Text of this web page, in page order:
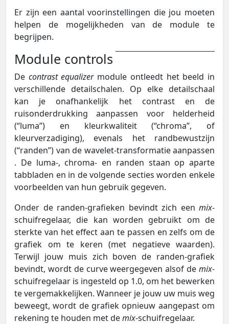
Er zijn een aantal voorinstellingen die jou moeten
helpen de mogelijkheden van de module te
begrijpen.
Module controls
De contrast equalizermodule ontleedt het beeld in
verschillende detailschalen. Op elke detailschaal
kan je onafhankelijk het contrast en de
ruisonderdrukking aanpassen voor helderheid
(“luma”) en kleurkwaliteit (“chroma”, of
kleurverzadiging), evenals het randbewustzijn
(“randen”) van de wavelet-transformatie aanpassen
. De luma-, chroma- en randen staan op aparte
tabbladen en in de volgende secties worden enkele
voorbeelden van hun gebruik gegeven.
Onder de randen-grafieken bevindt zich een mix-
schuifregelaar, die kan worden gebruikt om de
sterkte van het effect aan te passen en zelfs om de
grafiek om te keren (met negatieve waarden).
Terwijl jouw muis zich boven de randen-grafiek
bevindt, wordt de curve weergegeven alsof de mix-
schuifregelaar is ingesteld op 1.0, om het bewerken
te vergemakkelijken. Wanneer je jouw uw muis weg
beweegt, wordt de grafiek opnieuw aangepast om
rekening te houden met demix-schuifregelaar.